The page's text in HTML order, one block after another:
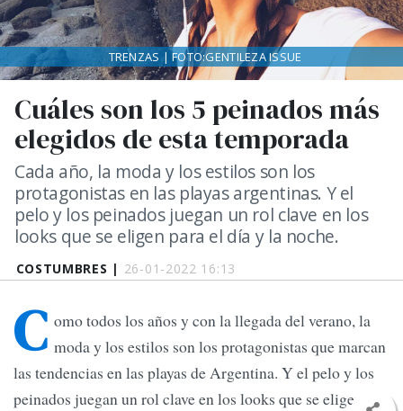
COSTUMBRES | 26-01-2022 16:13
Cuáles son los 5 peinados más
elegidos de esta temporada
Cada año, la moda y los estilos son los
protagonistas en las playas argentinas. Y el
pelo y los peinados juegan un rol clave en los
looks que se eligen para el día y la noche.
TRENZAS | FOTO:GENTILEZA ISSUE
C omo todos los años y con la llegada del verano, la
moda y los estilos son los protagonistas que marcan
las tendencias en las playas de Argentina. Y el pelo y los
peinados juegan un rol clave en los looks que se eligen